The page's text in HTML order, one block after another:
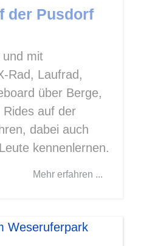
der Pusdorf
und mit
Rad, Laufrad,
über Berge,
Rides auf der
dabei auch
kennenlernen.
Mehr erfahren ...